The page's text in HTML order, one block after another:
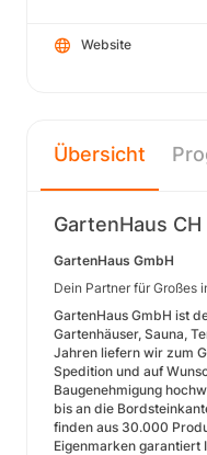
Website
Übersicht
GartenHaus
GartenHaus GmbH
Dein Partner für Großes
GartenHaus GmbH ist
Gartenhäuser, Sauna,
Jahren liefern wir zum
Spedition und auf
Baugenehmigung
bis an die
finden aus 30.000
Eigenmarken garantiert